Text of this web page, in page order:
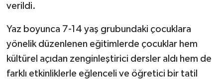
verildi.
Yaz boyunca 7-14 yaş grubundaki çocuklara
yönelik düzenlenen eğitimlerde çocuklar hem
kültürel açıdan zenginleştirici dersler aldı hem de
farklı etkinliklerle eğlenceli ve öğretici bir tatil